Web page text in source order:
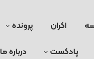
اکران پرونده
پادکست درباره ما